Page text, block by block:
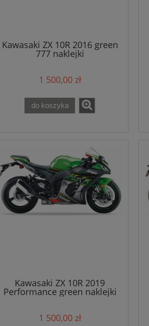
Kawasaki ZX 10R 2016 green
777 naklejki
1 500,00 zł
do koszyka
Kawasaki ZX 10R 2019
Performance green naklejki
1 500,00 zł